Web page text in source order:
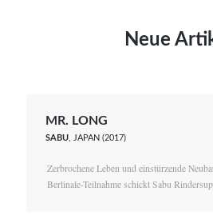
Neue
MR. LONG
SABU , JAPAN (2017)
Zerbrochene Leben und einstürzende
Berlinale-Teilnahme schickt Sabu